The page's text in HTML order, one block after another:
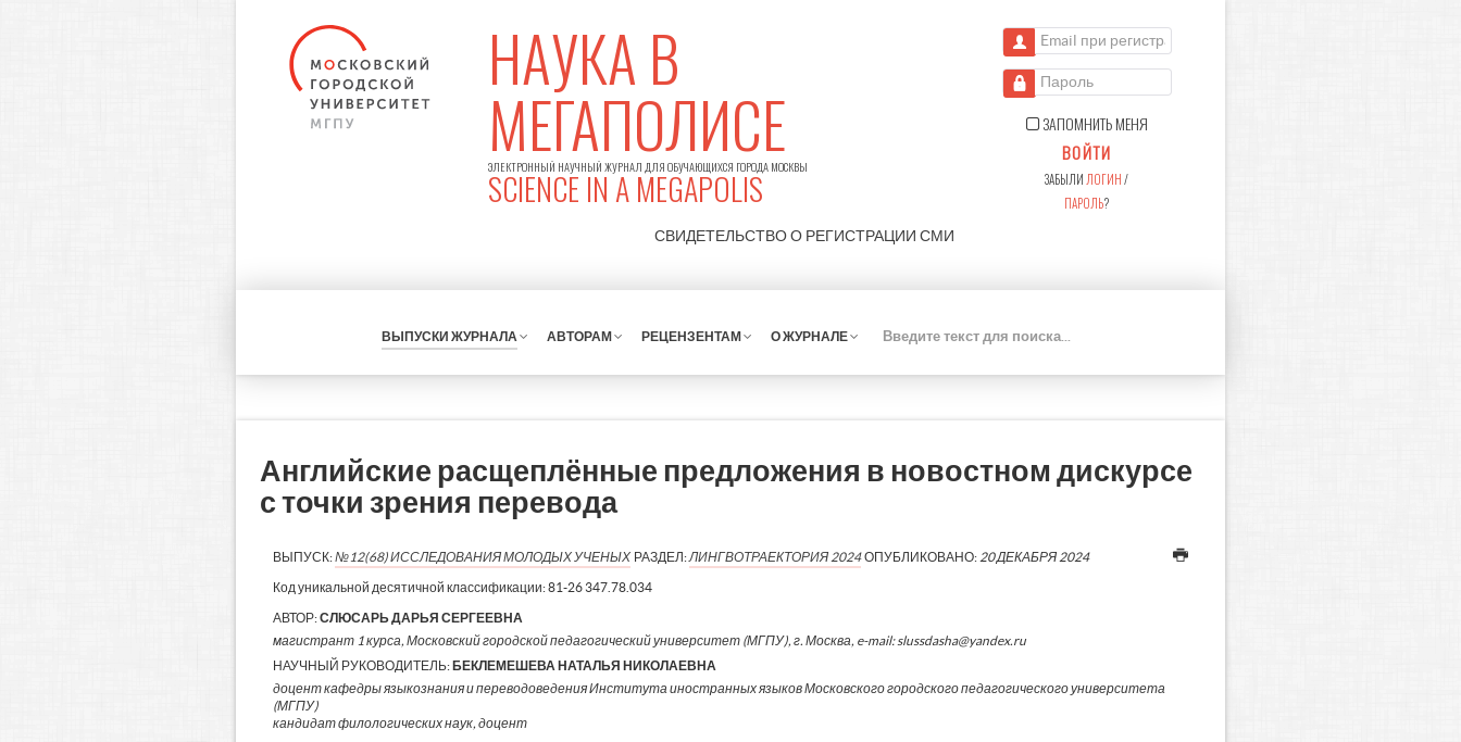
НАУКА В
МЕГАПОЛИСЕ
ЭЛЕКТРОННЫЙ НАУЧНЫЙ ЖУРНАЛ ДЛЯ ОБУЧАЮЩИХСЯ ГОРОДА МОСКВЫ
SCIENCE IN A MEGAPOLIS
СВИДЕТЕЛЬСТВО О РЕГИСТРАЦИИ СМИ
Email при регистрации
Пароль
ЗАПОМНИТЬ МЕНЯ
ВОЙТИ
ЗАБЫЛИ ЛОГИН/
ПАРОЛЬ?
ВЫПУСКИ ЖУРНАЛА АВТОРАМ РЕЦЕНЗЕНТАМ О ЖУРНАЛЕ
К
Английские расщеплённые предложения в новостном дискурсе
с точки зрения перевода
ВЫПУСК:№12(68) ИССЛЕДОВАНИЯ МОЛОДЫХ УЧЕНЫХ РАЗДЕЛ:ЛИНГВОТРАЕКТОРИЯ 2024 ОПУБЛИКОВАНО: 20 ДЕКАБРЯ 2024
Код уникальной десятичной классификации:81-26 347.78.034
АВТОР:СЛЮСАРЬ ДАРЬЯ СЕРГЕЕВНА
магистрант 1 курса, Московский городской педагогический университет (МГПУ), г. Москва, e-mail: slussdasha@yandex.ru
НАУЧНЫЙ РУКОВОДИТЕЛЬ: БЕКЛЕМЕШЕВА НАТАЛЬЯ НИКОЛАЕВНА
доцент кафедры языкознания и переводоведения Института иностранных языков Московского городского педагогического университета
(МГПУ)
кандидат филологических наук, доцент